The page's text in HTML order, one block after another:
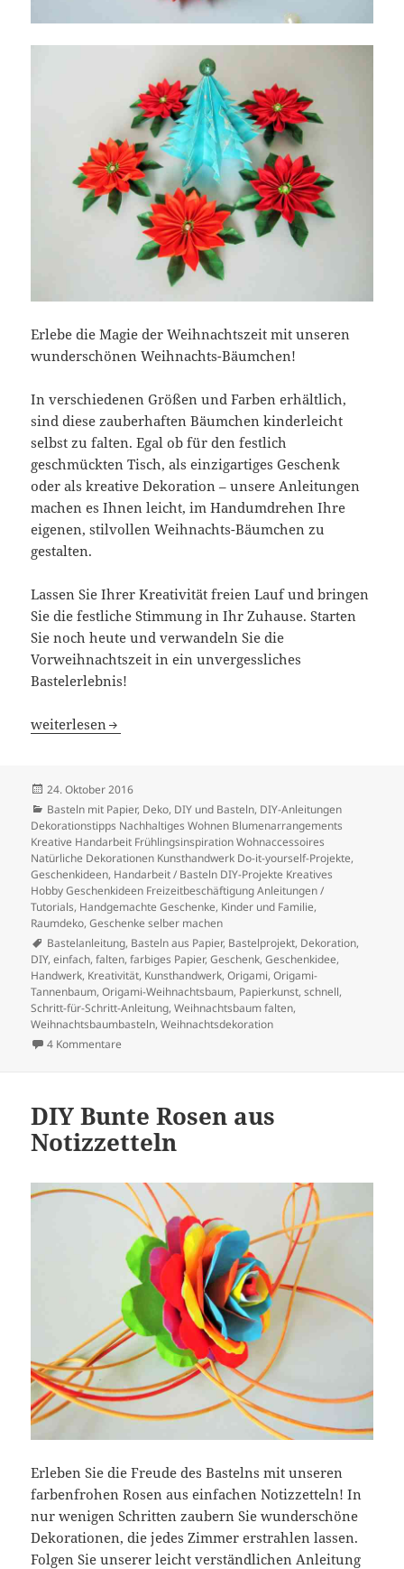
Erlebe die Magie der Weihnachtszeit mit unseren
wunderschönen Weihnachts-Bäumchen!
In verschiedenen Größen und Farben erhältlich,
sind diese zauberhaften Bäumchen kinderleicht
selbst zu falten. Egal ob für den festlich
geschmückten Tisch, als einzigartiges Geschenk
oder als kreative Dekoration – unsere Anleitungen
machen es Ihnen leicht, im Handumdrehen Ihre
eigenen, stilvollen Weihnachts-Bäumchen zu
gestalten.
Lassen Sie Ihrer Kreativität freien Lauf und bringen
Sie die festliche Stimmung in Ihr Zuhause. Starten
Sie noch heute und verwandeln Sie die
Vorweihnachtszeit in ein unvergessliches
Bastelerlebnis!
Zauberhafte Weihnachts-Bäumchen: Kinderleicht Selbst
weiterlesen
Veröffentlicht
am
24. Oktober 2016
Kategorien
Basteln mit Papier, Deko, DIY und Basteln, DIY-Anleitungen
Dekorationstipps Nachhaltiges Wohnen Blumenarrangements
Kreative Handarbeit Frühlingsinspiration Wohnaccessoires
Natürliche Dekorationen Kunsthandwerk Do-it-yourself-Projekte,
Geschenkideen, Handarbeit / Basteln DIY-Projekte Kreatives
Hobby Geschenkideen Freizeitbeschäftigung Anleitungen /
Tutorials, Handgemachte Geschenke, Kinder und Familie,
Raumdeko, Geschenke selber machen
Schlagwörter
Bastelanleitung, Basteln aus Papier, Bastelprojekt, Dekoration,
DIY,einfach,falten,farbiges Papier,Geschenk,Geschenkidee,
Handwerk, Kreativität, Kunsthandwerk,Origami,Origami-
Tannenbaum,Origami-Weihnachtsbaum, Papierkunst,schnell,
Schritt-für-Schritt-Anleitung,Weihnachtsbaum falten,
Weihnachtsbaumbasteln,Weihnachtsdekoration
4 Kommentare
DIY Bunte Rosen aus
Notizzetteln
Erleben Sie die Freude des Bastelns mit unseren
farbenfrohen Rosen aus einfachen Notizzetteln! In
nur wenigen Schritten zaubern Sie wunderschöne
Dekorationen, die jedes Zimmer erstrahlen lassen.
Folgen Sie unserer leicht verständlichen Anleitung